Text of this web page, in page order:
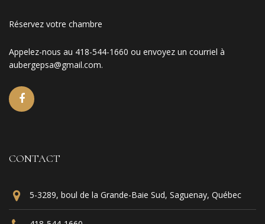
Réservez votre chambre
Appelez-nous au 418-544-1660 ou envoyez un courriel à
aubergepsa@gmail.com.
CONTACT
5-3289, boul de la Grande-Baie Sud, Saguenay, Québec